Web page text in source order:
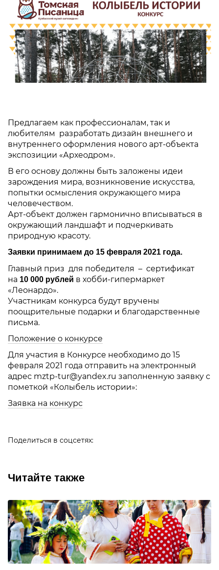
Предлагаем как профессионалам, так и
любителям разработать дизайн внешнего и
внутреннего оформления нового арт-объекта
экcпозиции «Археодром».
В его основу должны быть заложены идеи
зарождения мира, возникновение искусства,
попытки осмысления окружающего мира
человечеством.
Арт-объект должен гармонично вписываться в
окружающий ландшафт и подчеркивать
природную красоту.
Заявки принимаем до 15 февраля 2021 года.
Главный приз для победителя – сертификат
на 10 000 рублей в хобби-гипермаркет
«Леонардо».
Участникам конкурса будут вручены
поощрительные подарки и благодарственные
письма.
Положение о конкурсе
Для участия в Конкурсе необходимо до 15
февраля 2021 года отправить на электронный
адрес mztp-tur@yandex.ru заполненную заявку с
пометкой «Колыбель истории»:
Заявка на конкурс
Поделиться в соцсетях:
Читайте также